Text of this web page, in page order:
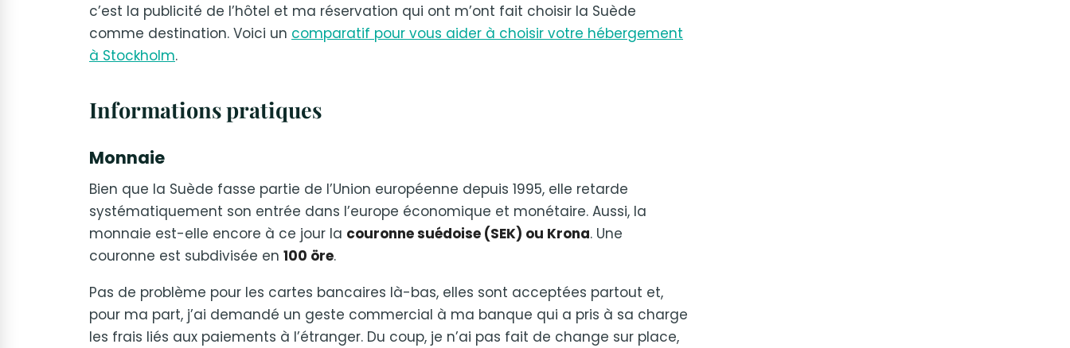
c’est la publicité de l’hôtel et ma réservation qui ont m’ont fait choisir la Suède
comme destination. Voici un comparatif pour vous aider à choisir votre hébergement
à Stockholm.
Informations pratiques
Monnaie
Bien que la Suède fasse partie de l’Union européenne depuis 1995, elle retarde
systématiquement son entrée dans l’europe économique et monétaire. Aussi, la
monnaie est-elle encore à ce jour la couronne suédoise (SEK) ou Krona. Une
couronne est subdivisée en 100 öre.
Pas de problème pour les cartes bancaires là-bas, elles sont acceptées partout et,
pour ma part, j’ai demandé un geste commercial à ma banque qui a pris à sa charge
les frais liés aux paiements à l’étranger. Du coup, je n’ai pas fait de change sur place,